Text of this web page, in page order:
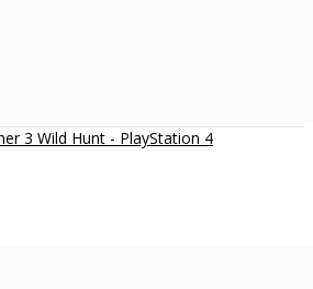
3 Wild Hunt - PlayStation 4